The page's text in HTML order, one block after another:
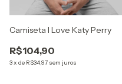
Camiseta I Love Katy Perry
R$104,90
3x de R$34,97 sem juros